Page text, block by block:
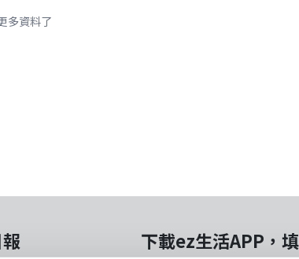
室亦經常舉辦端午節、音樂會、電影放映等推廣活
多資料了
下載ez生活APP，